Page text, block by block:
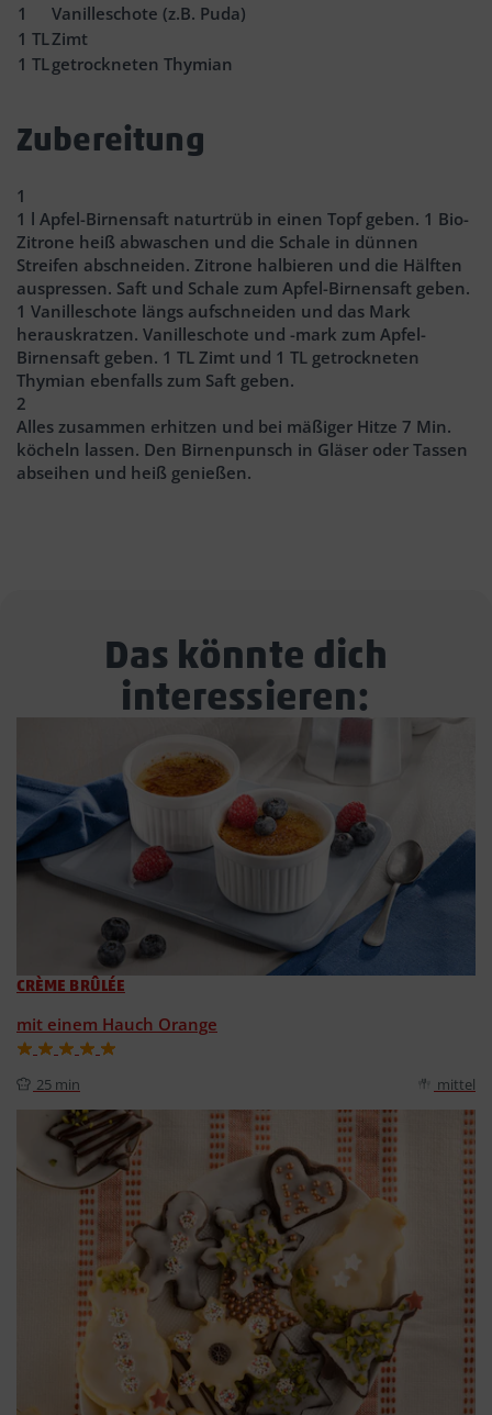
1
Vanilleschote (z.B. Puda)
1 TL Zimt
1 TL getrockneten Thymian
Zubereitung
1
1 l Apfel-Birnensaft naturtrüb in einen Topf geben. 1 Bio-
Zitrone heiß abwaschen und die Schale in dünnen
Streifen abschneiden. Zitrone halbieren und die Hälften
auspressen. Saft und Schale zum Apfel-Birnensaft geben.
1 Vanilleschote längs aufschneiden und das Mark
herauskratzen. Vanilleschote und -mark zum Apfel-
Birnensaft geben. 1 TL Zimt und 1 TL getrockneten
Thymian ebenfalls zum Saft geben.
2
Alles zusammen erhitzen und bei mäßiger Hitze 7 Min.
köcheln lassen. Den Birnenpunsch in Gläser oder Tassen
abseihen und heiß genießen.
Das könnte dich
interessieren:
CRÈME BRÛLÉE
mit einem Hauch Orange
25 min mittel